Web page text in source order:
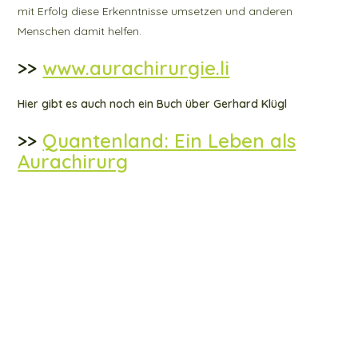
mit Erfolg diese Erkenntnisse umsetzen und anderen
Menschen damit helfen.
>> www.aurachirurgie.li
Hier gibt es auch noch ein Buch über Gerhard Klügl
>> Quantenland: Ein Leben als
Aurachirurg